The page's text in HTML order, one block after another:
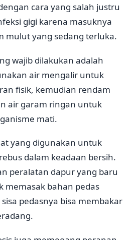
cara yang salah justru
gigi karena masuknya
mulut yang sedang terluka.
wajib dilakukan adalah
air mengalir untuk
fisik, kemudian rendam
air garam ringan untuk
mati.
yang digunakan untuk
dalam keadaan bersih.
peralatan dapur yang baru
memasak bahan pedas
pedasnya bisa membakar